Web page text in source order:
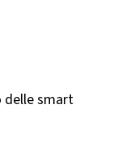
delle smart